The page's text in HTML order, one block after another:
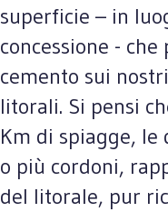
superficie – in
concessione -
cemento sui
litorali. Si pensi
Km di spiagge, le
o più cordoni,
del litorale, pur